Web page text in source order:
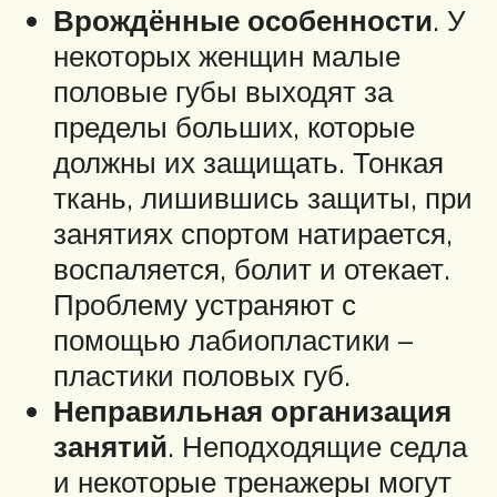
Врождённые особенности. У
некоторых женщин малые
половые губы выходят за
пределы больших, которые
должны их защищать. Тонкая
ткань, лишившись защиты, при
занятиях спортом натирается,
воспаляется, болит и отекает.
Проблему устраняют с
помощью лабиопластики –
пластики половых губ.
Неправильная организация
занятий. Неподходящие седла
и некоторые тренажеры могут